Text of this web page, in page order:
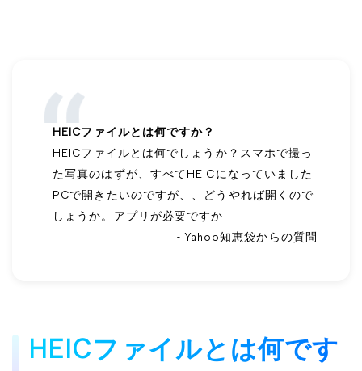
HEICファイルとは何ですか？
HEICファイルとは何でしょうか？スマホで撮っ
た写真のはずが、すべてHEICになっていました
PCで開きたいのですが、、どうやれば開くので
しょうか。アプリが必要ですか
- Yahoo知恵袋からの質問
HEICファイルとは何です